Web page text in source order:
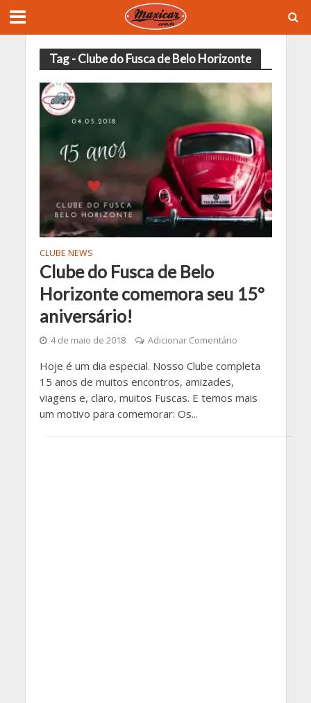
Tag - Clube do Fusca de Belo Horizonte
CLUBE NEWS
Clube do Fusca de Belo
Horizonte comemora seu 15º
aniversário!
4 de maio de 2018 Adicionar Comentário
Hoje é um dia especial. Nosso Clube completa
15 anos de muitos encontros, amizades,
viagens e, claro, muitos Fuscas. E temos mais
um motivo para comemorar: Os...